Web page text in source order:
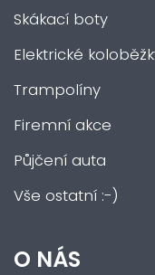
Skákací boty
Elektrické
Trampolíny
Firemní akce
Půjčení auta
Vše ostatní :-)
O NÁS